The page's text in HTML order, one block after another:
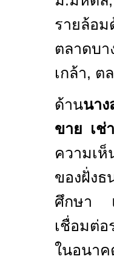
รายล้อ
ตลาดบ
เกล้า, ต
ด้านนา
ขาย เช่
ความเ
ของฝั่งธ
ศึกษา
เชื่อมต่
ในอนาค